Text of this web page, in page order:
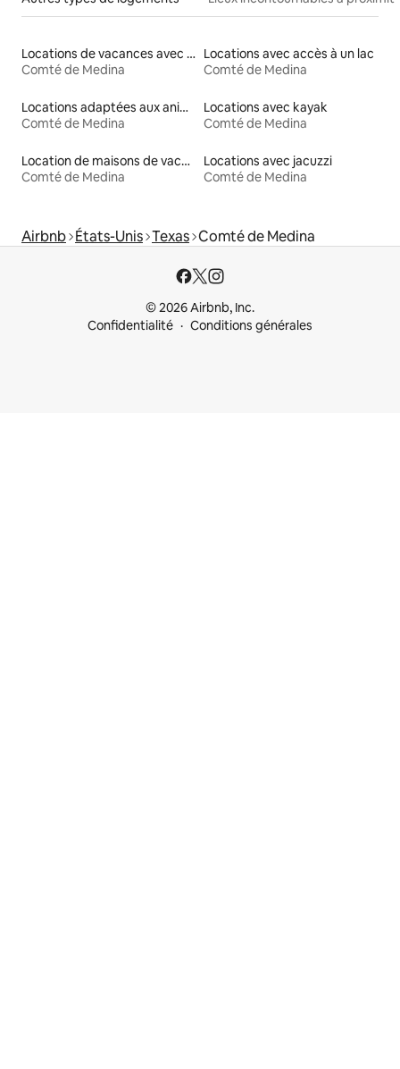
Locations de vacances avec piscine
Comté de Medina
Locations avec accès à un lac
Comté de Medina
Locations adaptées aux animaux
Comté de Medina
Locations avec kayak
Comté de Medina
Location de maisons de vacances
Comté de Medina
Locations avec jacuzzi
Comté de Medina
Airbnb États-Unis Texas Comté de Medina
© 2026 Airbnb, Inc.
Confidentialité
Conditions générales